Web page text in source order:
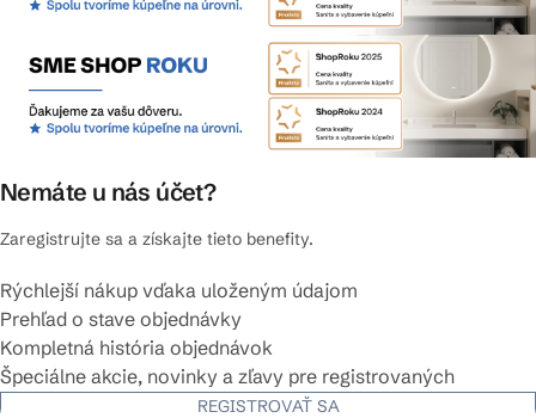
Nemáte u nás účet?
Zaregistrujte sa a získajte tieto benefity.
Rýchlejší nákup vďaka uloženým údajom
Prehľad o stave objednávky
Kompletná história objednávok
Špeciálne akcie, novinky a zľavy pre registrovaných
REGISTROVAŤ SA